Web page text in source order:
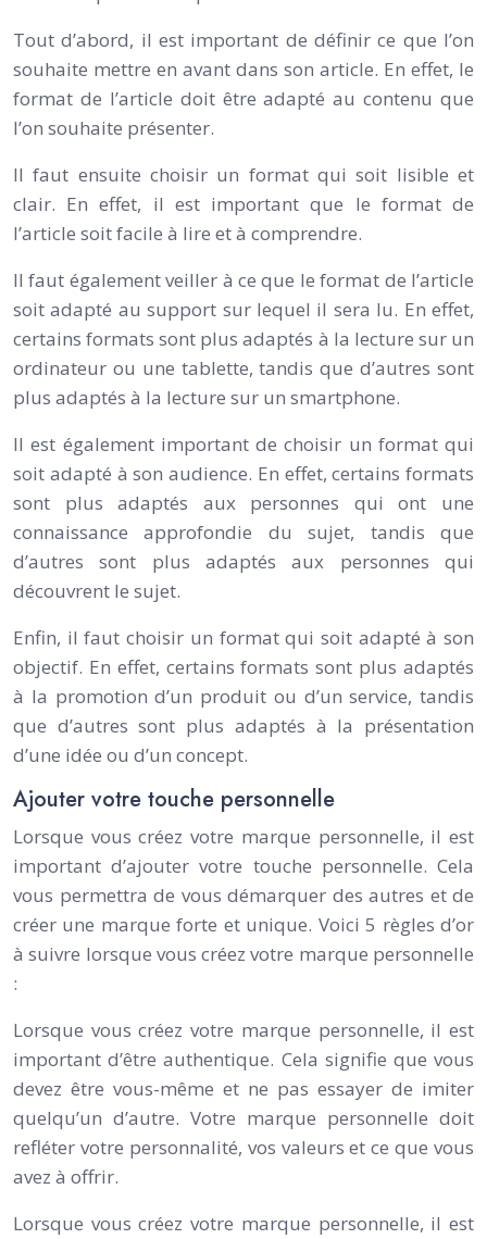
Tout d’abord, il est important de définir ce que l’on
souhaite mettre en avant dans son article. En effet, le
format de l’article doit être adapté au contenu que
l’on souhaite présenter.
Il faut ensuite choisir un format qui soit lisible et
clair. En effet, il est important que le format de
l’article soit facile à lire et à comprendre.
Il faut également veiller à ce que le format de l’article
soit adapté au support sur lequel il sera lu. En effet,
certains formats sont plus adaptés à la lecture sur un
ordinateur ou une tablette, tandis que d’autres sont
plus adaptés à la lecture sur un smartphone.
Il est également important de choisir un format qui
soit adapté à son audience. En effet, certains formats
sont plus adaptés aux personnes qui ont une
connaissance approfondie du sujet, tandis que
d’autres sont plus adaptés aux personnes qui
découvrent le sujet.
Enfin, il faut choisir un format qui soit adapté à son
objectif. En effet, certains formats sont plus adaptés
à la promotion d’un produit ou d’un service, tandis
que d’autres sont plus adaptés à la présentation
d’une idée ou d’un concept.
Ajouter votre touche personnelle
Lorsque vous créez votre marque personnelle, il est
important d’ajouter votre touche personnelle. Cela
vous permettra de vous démarquer des autres et de
créer une marque forte et unique. Voici 5 règles d’or
à suivre lorsque vous créez votre marque personnelle
:
Lorsque vous créez votre marque personnelle, il est
important d’être authentique. Cela signifie que vous
devez être vous-même et ne pas essayer de imiter
quelqu’un d’autre. Votre marque personnelle doit
refléter votre personnalité, vos valeurs et ce que vous
avez à offrir.
Lorsque vous créez votre marque personnelle, il est